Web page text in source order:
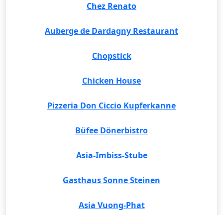
Chez Renato
Auberge de Dardagny Restaurant
Chopstick
Chicken House
Pizzeria Don Ciccio Kupferkanne
Büfee Dönerbistro
Asia-Imbiss-Stube
Gasthaus Sonne Steinen
Asia Vuong-Phat